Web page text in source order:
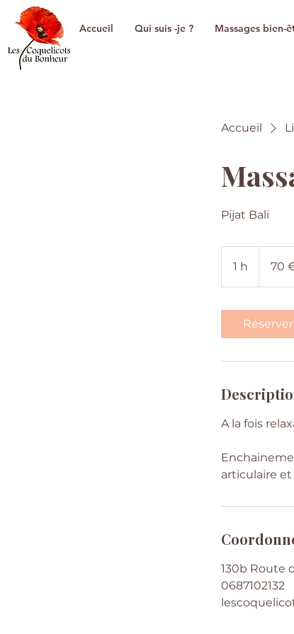
Accueil Qui suis -je ? Massages bien-
Accueil
Pijat Bali
1 h 70
Réserver
A la fois
articulaire
130b Route
0687102132